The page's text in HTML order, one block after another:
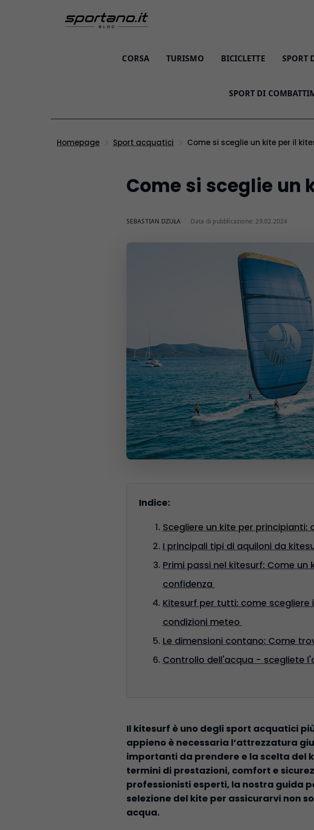
CORSA TURISMO BICICLETTE SPORT
SPORT DI
Homepage Sport acquatici Come si sceglie un kite per il
Come si sceglie un
SEBASTIAN DZUŁA Data di pubblicazione: 29.02.2024
Indice:
Scegliere un kite per
I principali tipi di aquiloni da
Primi passi nel kitesurf: Come
confidenza
Kitesurf per tutti: come
condizioni meteo
Le dimensioni contano: Come
Controllo dell'acqua - scegliete
Il kitesurf è uno degli sport acquatici
appieno è necessaria l’attrezzatura
importanti da prendere e la scelta del
termini di prestazioni, comfort e
professionisti esperti, la nostra guida
selezione del kite per assicurarvi non
acqua.